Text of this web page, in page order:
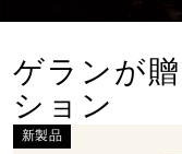
新製品
ゲランが
ション